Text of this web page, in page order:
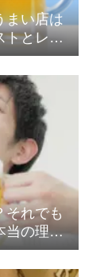
まい店は
トとレー
それでも
当の理由